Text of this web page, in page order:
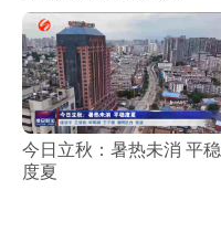
今日立秋：暑热未消 平稳
度夏